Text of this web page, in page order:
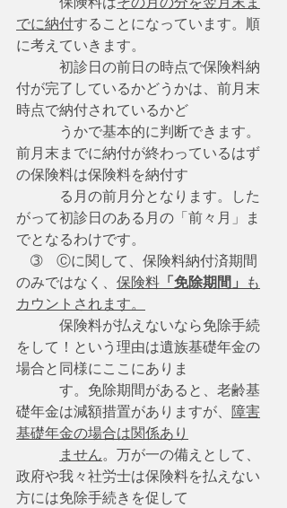
でに納付することになっています。順
に考えていきます。
初診日の前日の時点で保険料納
付が完了しているかどうかは、前月末
時点で納付されているかど
うかで基本的に判断できます。
前月末までに納付が終わっているはず
の保険料は保険料を納付す
る月の前月分となります。した
がって初診日のある月の「前々月」ま
でとなるわけです。
➂　Ⓒに関して、保険料納付済期間
のみではなく、 保険料 「免除期間」 も
カウントされます。
保険料が払えないなら免除手続
をして！という理由は遺族基礎年金の
場合と同様にここにありま
す。免除期間があると、老齢基
礎年金は減額措置がありますが、 障害
基礎年金の場合は関係あり
ません。万が一の備えとして、
政府や我々社労士は保険料を払えない
方には免除手続きを促して